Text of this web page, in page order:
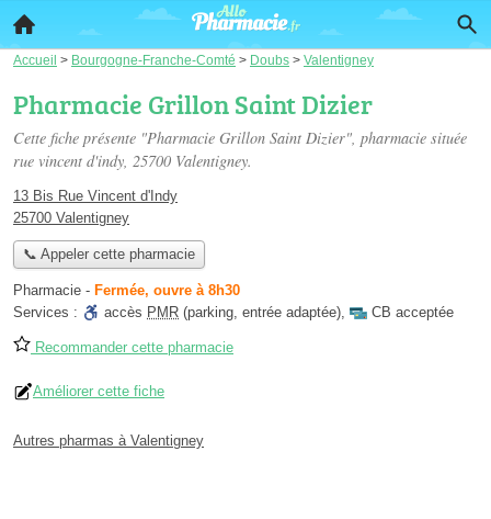
Accueil > Bourgogne-Franche-Comté > Doubs > Valentigney
Pharmacie Grillon Saint Dizier
Cette fiche présente "Pharmacie Grillon Saint Dizier", pharmacie située
rue vincent d'indy, 25700 Valentigney.
13 Bis Rue Vincent d'Indy
25700 Valentigney
📞 Appeler cette pharmacie
Pharmacie - Fermée, ouvre à 8h30
Services :
accès PMR (parking, entrée adaptée), CB acceptée
Recommander cette pharmacie
Améliorer cette fiche
Autres pharmas à Valentigney